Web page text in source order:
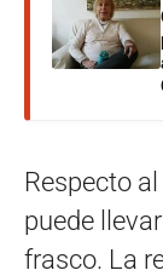
Respecto
puede
frasco. La